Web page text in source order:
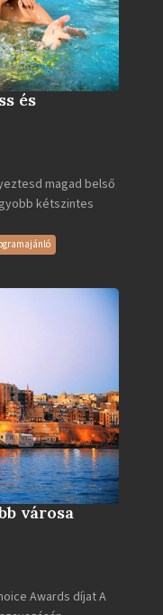
és
magad belső
kétszintes
városa
Awards díjat A